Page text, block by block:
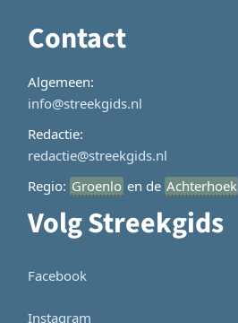
Contact
Algemeen:
info@streekgids.nl
Redactie:
redactie@streekgids.nl
Regio: Groenlo en de Achterhoek
Volg Streekgids
Facebook
Instagram